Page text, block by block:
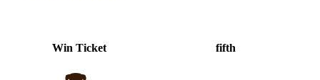
Win Ticket fifth